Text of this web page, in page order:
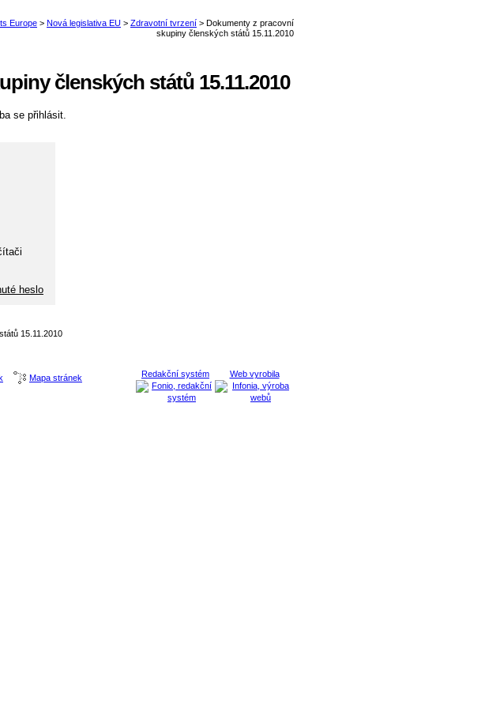
členských států 15.11.2010
se přihlásit.
heslo
15.11.2010
Redakční systém Web vyrobila
Mapa stránek